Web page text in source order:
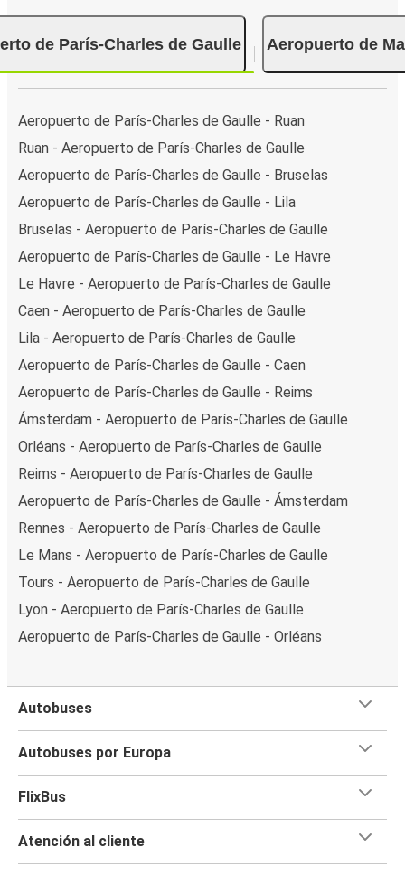
de París-Charles de Gaulle Aeropuerto de
Aeropuerto de París-Charles de Gaulle - Ruan
Ruan - Aeropuerto de París-Charles de Gaulle
Aeropuerto de París-Charles de Gaulle - Bruselas
Aeropuerto de París-Charles de Gaulle - Lila
Bruselas - Aeropuerto de París-Charles de Gaulle
Aeropuerto de París-Charles de Gaulle - Le Havre
Le Havre - Aeropuerto de París-Charles de Gaulle
Caen - Aeropuerto de París-Charles de Gaulle
Lila - Aeropuerto de París-Charles de Gaulle
Aeropuerto de París-Charles de Gaulle - Caen
Aeropuerto de París-Charles de Gaulle - Reims
Ámsterdam - Aeropuerto de París-Charles de Gaulle
Orléans - Aeropuerto de París-Charles de Gaulle
Reims - Aeropuerto de París-Charles de Gaulle
Aeropuerto de París-Charles de Gaulle - Ámsterdam
Rennes - Aeropuerto de París-Charles de Gaulle
Le Mans - Aeropuerto de París-Charles de Gaulle
Tours - Aeropuerto de París-Charles de Gaulle
Lyon - Aeropuerto de París-Charles de Gaulle
Aeropuerto de París-Charles de Gaulle - Orléans
Autobuses
Autobuses por Europa
FlixBus
Atención al cliente